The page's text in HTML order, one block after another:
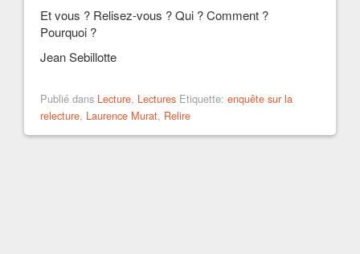
Et vous ? Relisez-vous ? Qui ? Comment ?
Pourquoi ?
Jean Sebillotte
Publié dans Lecture, Lectures Etiquette: enquête sur la
relecture, Laurence Murat, Relire